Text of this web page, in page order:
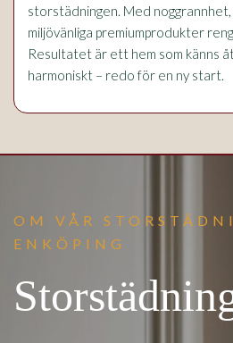
storstädningen. Med
miljövänliga premiumprodukter
Resultatet är ett hem som känns
harmoniskt – redo för en ny start.
OM VÅR
ENKÖPING